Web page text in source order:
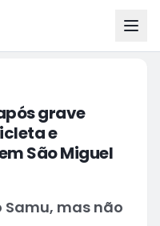
grave
e
São Miguel
Samu, mas não